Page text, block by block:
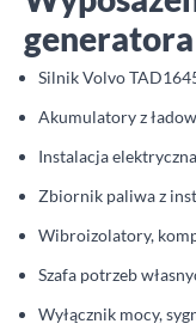
Silnik Volvo
Akumulatory z
Instalacja
Zbiornik paliwa z
Wibroizolatory,
Szafa potrzeb
Wyłącznik mocy,